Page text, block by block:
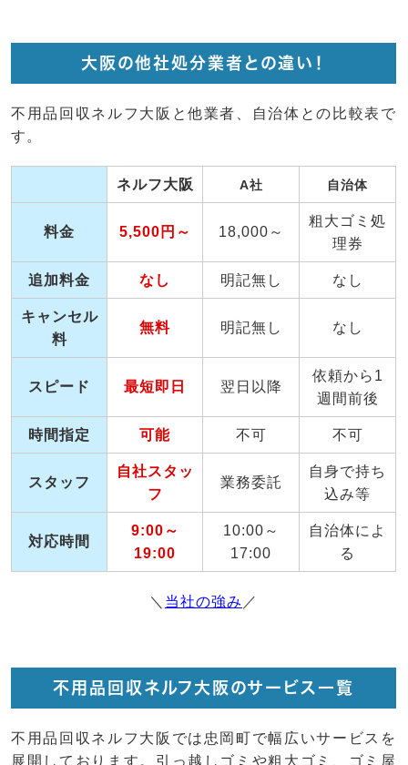
大阪の他社処分業者との違い！
不用品回収ネルフ大阪と他業者、自治体との比較表で
す。
ネルフ大阪 A社 自治体
料金 5,500円～ 18,000～
粗大ゴミ処
理券
追加料金 なし 明記無し なし
キャンセル
料
無料 明記無し なし
スピード 最短即日 翌日以降
依頼から1
週間前後
時間指定 可能 不可 不可
スタッフ
自社スタッ
フ
業務委託
自身で持ち
込み等
対応時間
9:00～
19:00
10:00～
17:00
自治体によ
る
＼ 当社の強み ／
不用品回収ネルフ大阪のサービス一覧
不用品回収ネルフ大阪では忠岡町で幅広いサービスを
展開しております。引っ越しゴミや粗大ゴミ、ゴミ屋